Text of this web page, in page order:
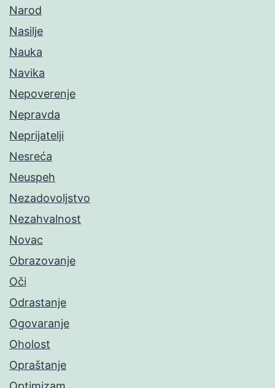
Narod
Nasilje
Nauka
Navika
Nepoverenje
Nepravda
Neprijatelji
Nesreća
Neuspeh
Nezadovoljstvo
Nezahvalnost
Novac
Obrazovanje
Oči
Odrastanje
Ogovaranje
Oholost
Opraštanje